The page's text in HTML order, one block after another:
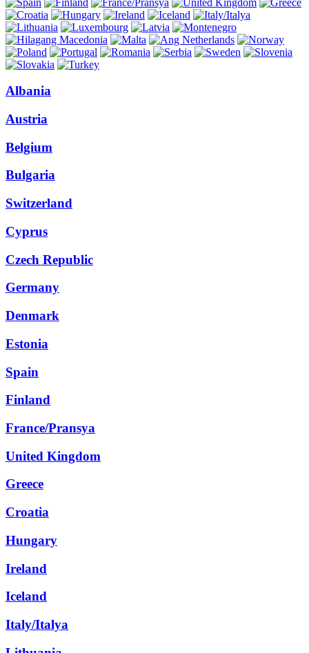
Albania
Austria
Belgium
Bulgaria
Switzerland
Cyprus
Czech Republic
Germany
Denmark
Estonia
Spain
Finland
France/Pransya
United Kingdom
Greece
Croatia
Hungary
Ireland
Iceland
Italy/Italya